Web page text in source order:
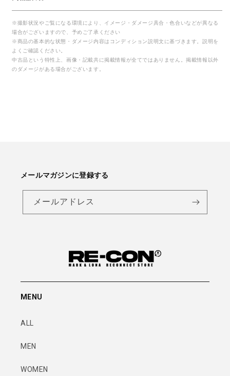
※撮影状況やご覧になる環境により、イメージ・ダメージ具合・色合いなどが異なる
場合がございますので、予めご了承ください
※商品の基本的な状態・ダメージ内容はコンディション説明文に基づきます。説明を
よくご確認ください。
中古品という特性上、画像・記載共に掲載情報が全てではありません。掲載情報以外
のダメージがある場合がございます。
メールマガジンに登録する
メールアドレス
MENU
ALL
MEN
WOMEN